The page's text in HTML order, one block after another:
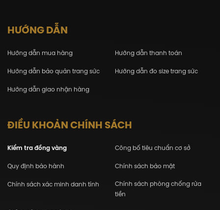
HƯỚNG DẪN
Hướng dẫn mua hàng Hướng dẫn thanh toán
Hướng dẫn bảo quản trang sức Hướng dẫn đo size trang sức
Hướng dẫn giao nhận hàng
ĐIỀU KHOẢN CHÍNH SÁCH
Kiểm tra đồng vàng Công bố tiêu chuẩn cơ sở
Quy định bảo hành Chính sách bảo mật
Chính sách xác minh danh tính
Chính sách phòng chống rửa
tiền